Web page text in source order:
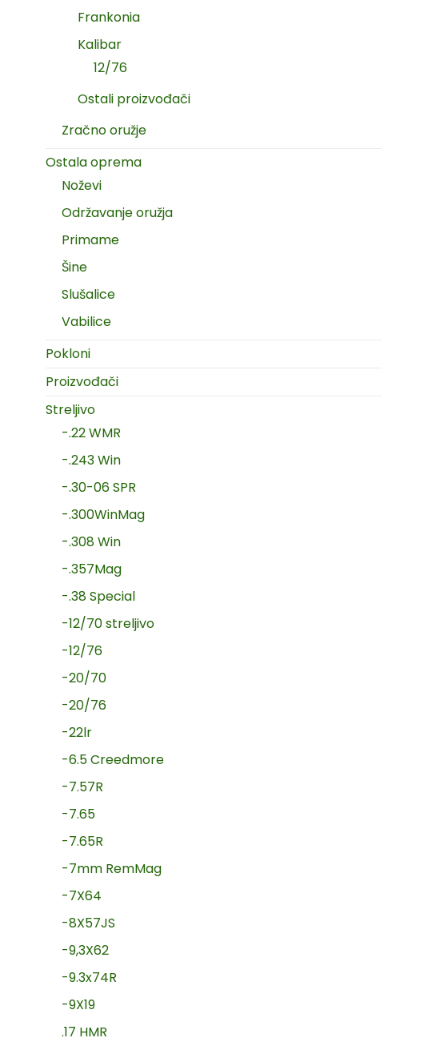
Frankonia
Kalibar
12/76
Ostali proizvođači
Zračno oružje
Ostala oprema
Noževi
Održavanje oružja
Primame
Šine
Slušalice
Vabilice
Pokloni
Proizvođači
Streljivo
-.22 WMR
-.243 Win
-.30-06 SPR
-.300WinMag
-.308 Win
-.357Mag
-.38 Special
-12/70 streljivo
-12/76
-20/70
-20/76
-22lr
-6.5 Creedmore
-7.57R
-7.65
-7.65R
-7mm RemMag
-7X64
-8X57JS
-9,3X62
-9.3x74R
-9X19
.17 HMR